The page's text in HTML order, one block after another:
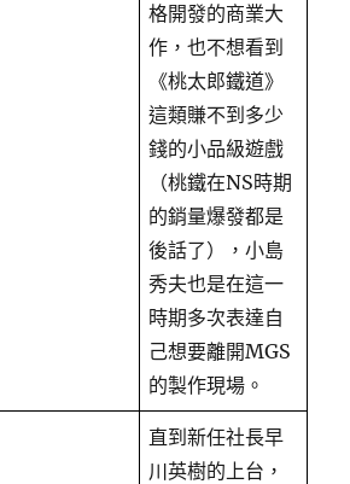
格開發的商業大
作，也不想看到
《桃太郎鐵道》
這類賺不到多少
錢的小品級遊戲
（桃鐵在NS時期
的銷量爆發都是
後話了），小島
秀夫也是在這一
時期多次表達自
己想要離開MGS
的製作現場。
直到新任社長早
川英樹的上台，